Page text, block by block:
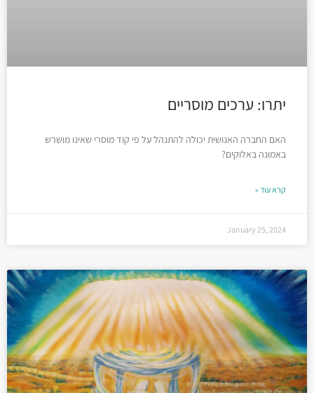
יתרו: ערכים מוסריים
האם החברה האנושית יכולה להתנהל על פי קוד מוסרי שאינו מושרש
באמונה באלוקים?
קרא עוד »
January 25, 2024